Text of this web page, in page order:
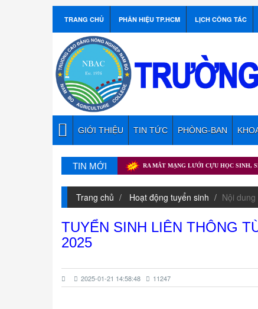
TRANG CHỦ PHÂN HIỆU TP.HCM LỊCH CÔNG TÁC
GIỚI THIỆU TIN TỨC PHÒNG-BAN
TIN MỚI RA MẮT MẠNG LƯỚI CỰU HỌC SINH, SINH
Trang chủ Hoạt động tuyển sinh Nội dung
TUYỂN SINH LIÊN THÔNG
2025
2025-01-21 14:58:48 11247